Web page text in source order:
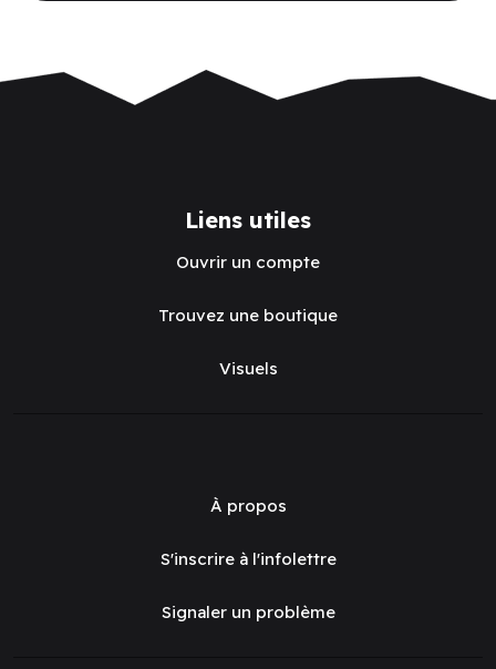
Liens utiles
Ouvrir un compte
Trouvez une boutique
Visuels
À propos
S'inscrire à l'infolettre
Signaler un problème